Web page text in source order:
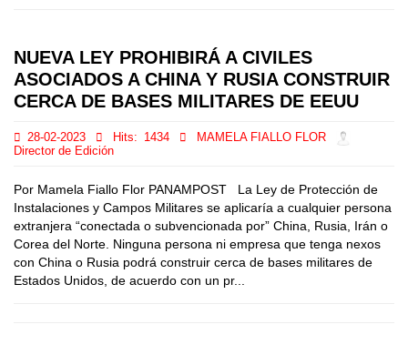
NUEVA LEY PROHIBIRÁ A CIVILES
ASOCIADOS A CHINA Y RUSIA CONSTRUIR
CERCA DE BASES MILITARES DE EEUU
28-02-2023 Hits: 1434
MAMELA FIALLO FLOR
Director de Edición
Por Mamela Fiallo Flor PANAMPOST La Ley de Protección de
Instalaciones y Campos Militares se aplicaría a cualquier persona
extranjera “conectada o subvencionada por” China, Rusia, Irán o
Corea del Norte. Ninguna persona ni empresa que tenga nexos
con China o Rusia podrá construir cerca de bases militares de
Estados Unidos, de acuerdo con un pr...